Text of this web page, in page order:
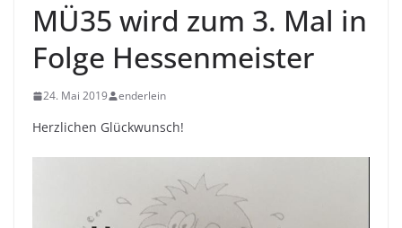
MÜ35 wird zum 3. Mal in
Folge Hessenmeister
24. Mai 2019 enderlein
Herzlichen Glückwunsch!